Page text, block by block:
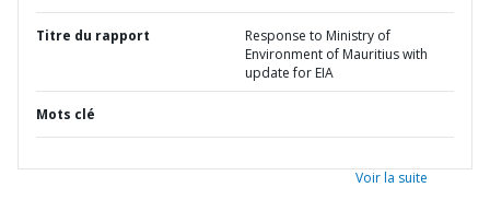
Titre du rapport
Response to Ministry of
Environment of Mauritius with
update for EIA
Mots clé
Voir la suite